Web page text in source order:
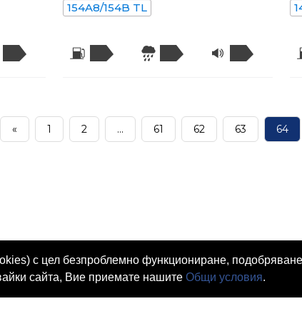
с цел безпроблемно функциониране,
сайта, Вие приемате нашите Общи условия.
154A8/154B TL
« 1 2 ... 61 62 63 64